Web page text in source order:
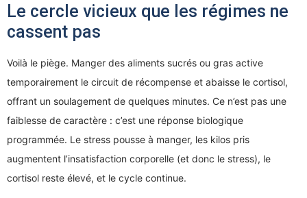
Le cercle vicieux que les régimes ne
cassent pas
Voilà le piège. Manger des aliments sucrés ou gras active
temporairement le circuit de récompense et abaisse le cortisol,
offrant un soulagement de quelques minutes. Ce n’est pas une
faiblesse de caractère : c’est une réponse biologique
programmée. Le stress pousse à manger, les kilos pris
augmentent l’insatisfaction corporelle (et donc le stress), le
cortisol reste élevé, et le cycle continue.